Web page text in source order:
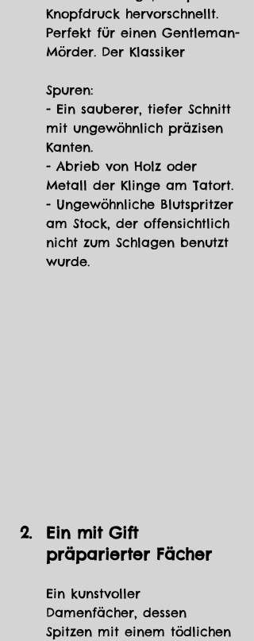
Knopfdruck hervorschnellt.
Perfekt für einen Gentleman-
Mörder. Der Klassiker
Spuren:
- Ein sauberer, tiefer Schnitt
mit ungewöhnlich präzisen
Kanten.
- Abrieb von Holz oder
Metall der Klinge am Tatort.
- Ungewöhnliche Blutspritzer
am Stock, der offensichtlich
nicht zum Schlagen benutzt
wurde.
Ein mit Gift
präparierter Fächer
Ein kunstvoller
Damenfächer, dessen
Spitzen mit einem tödlichen